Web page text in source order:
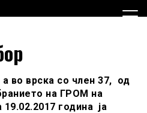
за
а во врска со член 37, од
на ГРОМ на
година ја